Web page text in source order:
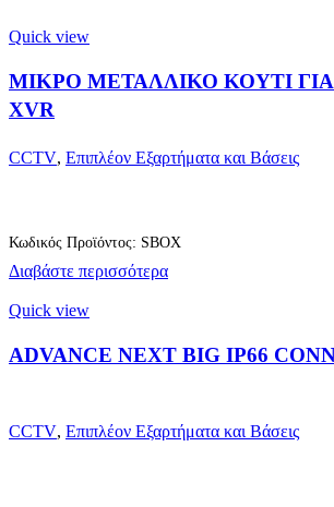
Quick view
ΜΙΚΡΟ ΜΕΤΑΛΛΙΚΟ ΚΟΥΤΙ ΓΙΑ
XVR
CCTV, Επιπλέον Εξαρτήματα και Βάσεις
Διαβάστε περισσότερα
Κωδικός Προϊόντος: SBOX
Quick view
ADVANCE NEXT BIG IP66
CCTV, Επιπλέον Εξαρτήματα και Βάσεις